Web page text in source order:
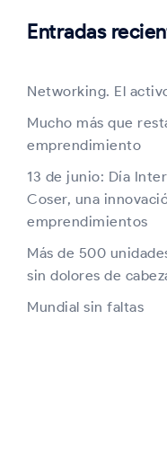
Entradas
Networking. El
Mucho más que
emprendimiento
13 de junio: Día
Coser, una
emprendimientos
Más de 500
sin dolores de
Mundial sin faltas